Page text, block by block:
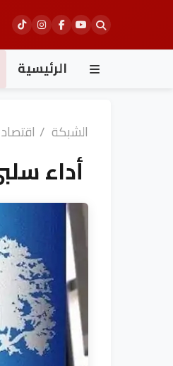
الرئيسية
الشبكة /
أداء